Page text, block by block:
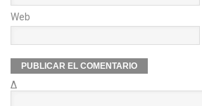
Web
Δ